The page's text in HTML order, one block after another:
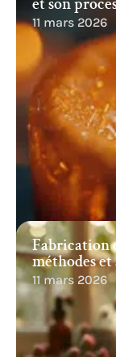
11 mars 2026
Fabrication
méthodes et
11 mars 2026